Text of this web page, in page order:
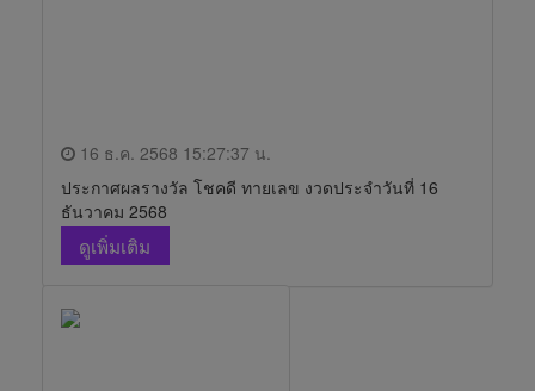
16 ธ.ค. 2568 15:27:37 น.
ประกาศผลรางวัล โชคดี ทายเลข งวดประจำวันที่ 16
ธันวาคม 2568
ดูเพิ่มเติม